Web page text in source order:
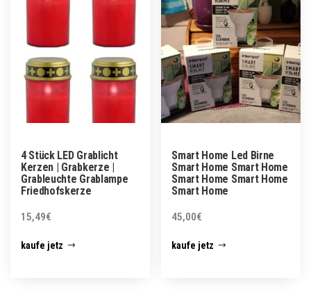
4 Stück LED Grablicht
Kerzen | Grabkerze |
Grableuchte Grablampe
Friedhofskerze
15,49€
kaufe jetz
Smart Home Led Birne
Smart Home Smart Home
Smart Home Smart Home
Smart Home
45,00€
kaufe jetz